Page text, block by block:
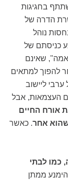
בחגיגות
הדרה של
נוהל
כניסתם של
שאינם
להפוך למתאים
ליישוב
העצמאות, אבל
אורח החיים
אחר. כאשר
כמו לבתי
ממתן